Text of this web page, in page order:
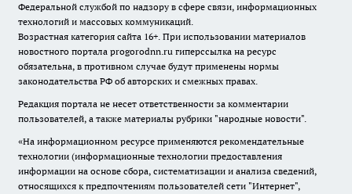
Федеральной службой по надзору в сфере связи, информационных
технологий и массовых коммуникаций.
Возрастная категория сайта 16+. При использовании материалов
новостного портала progorodnn.ru гиперссылка на ресурс
обязательна, в противном случае будут применены нормы
законодательства РФ об авторских и смежных правах.
Редакция портала не несет ответственности за комментарии
пользователей, а также материалы рубрики "народные новости".
«На информационном ресурсе применяются рекомендательные
технологии (информационные технологии предоставления
информации на основе сбора, систематизации и анализа сведений,
относящихся к предпочтениям пользователей сети "Интернет",